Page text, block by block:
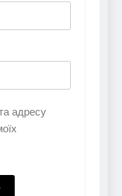
адресу